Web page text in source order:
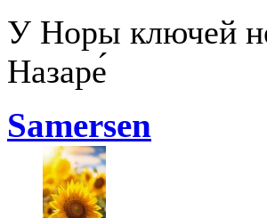
У Норы ключей
Назаре́
Samersen